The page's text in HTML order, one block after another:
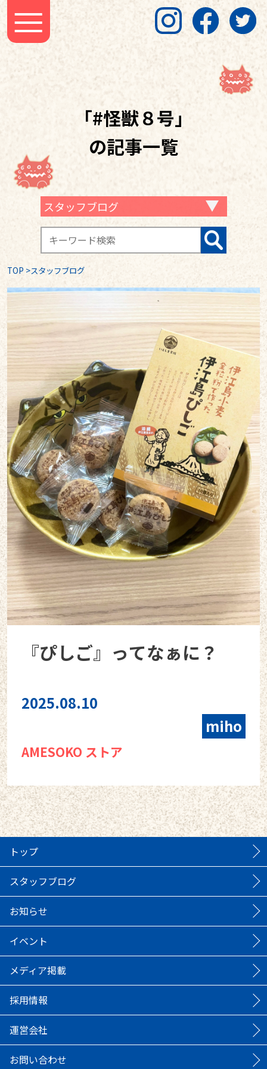
「#怪獣８号」
の記事一覧
スタッフブログ
TOP >スタッフブログ
『ぴしご』ってなぁに？
2025.08.10
miho
AMESOKO ストア
トップ
スタッフブログ
お知らせ
イベント
メディア掲載
採用情報
運営会社
お問い合わせ